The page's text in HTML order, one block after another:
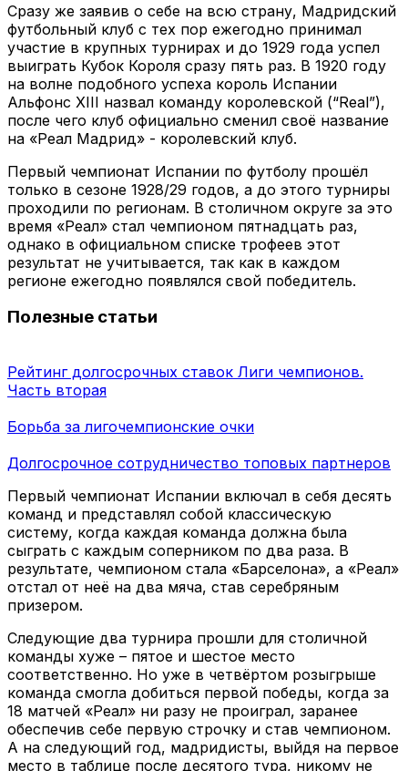
Сразу же заявив о себе на всю страну, Мадридский
футбольный клуб с тех пор ежегодно принимал
участие в крупных турнирах и до 1929 года успел
выиграть Кубок Короля сразу пять раз. В 1920 году
на волне подобного успеха король Испании
Альфонс XIII назвал команду королевской (“Real”),
после чего клуб официально сменил своё название
на «Реал Мадрид» - королевский клуб.
Первый чемпионат Испании по футболу прошёл
только в сезоне 1928/29 годов, а до этого турниры
проходили по регионам. В столичном округе за это
время «Реал» стал чемпионом пятнадцать раз,
однако в официальном списке трофеев этот
результат не учитывается, так как в каждом
регионе ежегодно появлялся свой победитель.
Полезные статьи
Рейтинг долгосрочных ставок Лиги чемпионов.
Часть вторая
Борьба за лигочемпионские очки
Долгосрочное сотрудничество топовых партнеров
Первый чемпионат Испании включал в себя десять
команд и представлял собой классическую
систему, когда каждая команда должна была
сыграть с каждым соперником по два раза. В
результате, чемпионом стала «Барселона», а «Реал»
отстал от неё на два мяча, став серебряным
призером.
Следующие два турнира прошли для столичной
команды хуже – пятое и шестое место
соответственно. Но уже в четвёртом розыгрыше
команда смогла добиться первой победы, когда за
18 матчей «Реал» ни разу не проиграл, заранее
обеспечив себе первую строчку и став чемпионом.
А на следующий год, мадридисты, выйдя на первое
место в таблице после десятого тура, никому не